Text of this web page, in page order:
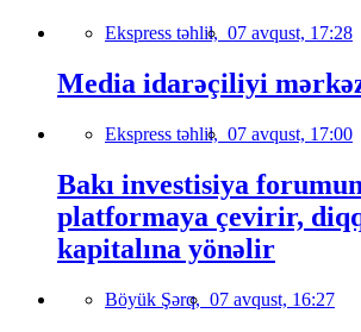
Ekspress təhlil, 07 avqust, 17:28
Media idarəçiliyi
Ekspress təhlil, 07 avqust, 17:00
Bakı investisiya
platformaya çevirir,
kapitalına yönəlir
Böyük Şərq, 07 avqust, 16:27